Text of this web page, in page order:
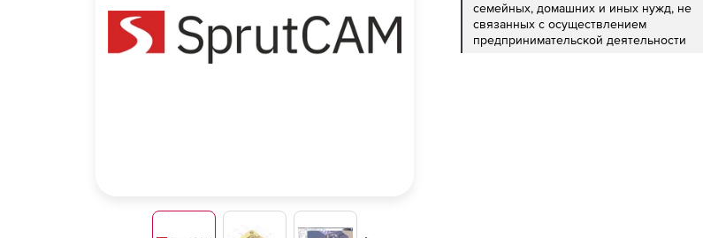
семейных, домашних и иных нужд, не
связанных с осуществлением
предпринимательской деятельности